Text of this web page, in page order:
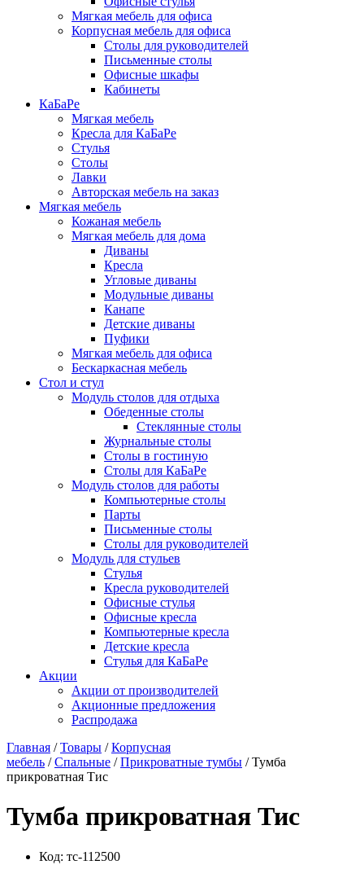
Мягкая мебель для офиса
Корпусная мебель для офиса
Столы для руководителей
Письменные столы
Офисные шкафы
Кабинеты
КаБаРе
Мягкая мебель
Кресла для КаБаРе
Стулья
Столы
Лавки
Авторская мебель на заказ
Мягкая мебель
Кожаная мебель
Мягкая мебель для дома
Диваны
Кресла
Угловые диваны
Модульные диваны
Канапе
Детские диваны
Пуфики
Мягкая мебель для офиса
Бескаркасная мебель
Стол и стул
Модуль столов для отдыха
Обеденные столы
Стеклянные столы
Журнальные столы
Столы в гостиную
Столы для КаБаРе
Модуль столов для работы
Компьютерные столы
Парты
Письменные столы
Столы для руководителей
Модуль для стульев
Стулья
Кресла руководителей
Офисные стулья
Офисные кресла
Компьютерные кресла
Детские кресла
Стулья для КаБаРе
Акции
Акции от производителей
Акционные предложения
Распродажа
Главная /Товары /Корпусная
мебель /Спальные /Прикроватные тумбы / Тумба
прикроватная Тис
Тумба прикроватная Тис
Код: тс-112500